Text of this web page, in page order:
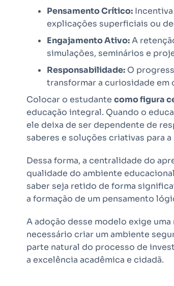
Pensamento Crítico:
explicações superficiais ou
Engajamento Ativo:A
simulações, seminários e
Responsabilidade: O
transformar a curiosidade
Colocar o estudante como figura
educação integral. Quando o
ele deixa de ser dependente de
saberes e soluções criativas para
Dessa forma, a centralidade do
qualidade do ambiente
saber seja retido de forma
a formação de um pensamento
A adoção desse modelo exige
necessário criar um ambiente
parte natural do processo de
a excelência acadêmica e cidadã.